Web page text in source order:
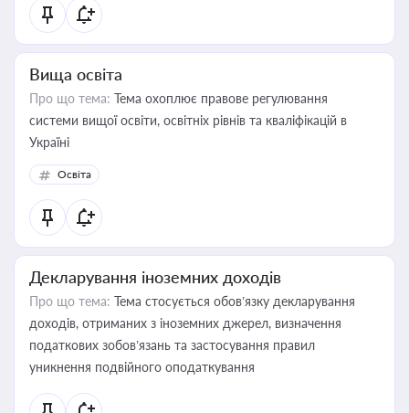
Вища освіта
Про що тема: Тема охоплює правове регулювання
системи вищої освіти, освітніх рівнів та кваліфікацій в
Україні
Освіта
Декларування іноземних доходів
Про що тема: Тема стосується обов’язку декларування
доходів, отриманих з іноземних джерел, визначення
податкових зобов’язань та застосування правил
уникнення подвійного оподаткування